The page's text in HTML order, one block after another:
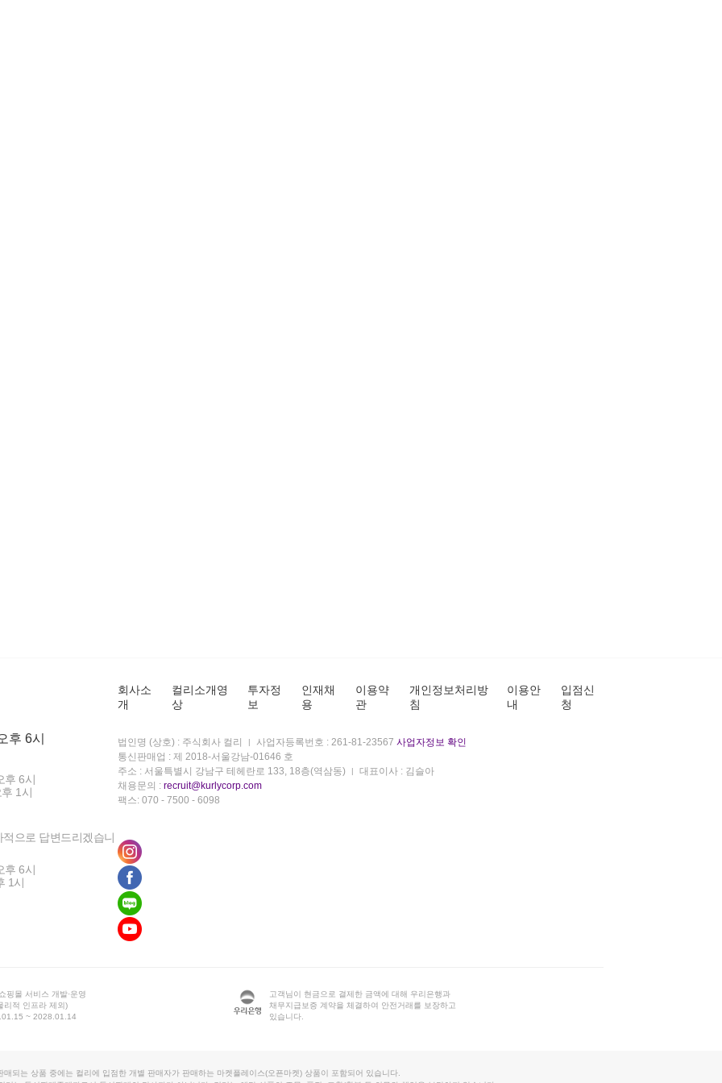
후 6시
후 6시
1시
으로 답변드리겠습니
후 6시
1시
회사소
개
컬리소개영
상
투자정
보
인재채
용
이용약
관
개인정보처리방
침
이용안
내
입점신
청
법인명 (상호) : 주식회사 컬리 사업자등록번호 : 261-81-23567 사업자정보 확인
통신판매업 : 제 2018-서울강남-01646 호
주소 : 서울특별시 강남구 테헤란로 133, 18층(역삼동)
대표이사 : 김슬아
채용문의 : recruit@kurlycorp.com
팩스: 070 - 7500 - 6098
핑몰 서비스 개발·운영
리적 인프라 제외)
~ 2028.01.14
고객님이 현금으로 결제한 금액에 대해 우리은행과
채무지급보증 계약을 체결하여 안전거래를 보장하고
있습니다.
매되는 상품 중에는 컬리에 입점한 개별 판매자가 판매하는 마켓플레이스(오픈마켓) 상품이 포함되어 있습니다.